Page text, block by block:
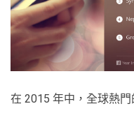
在 2015 年中，全球熱門